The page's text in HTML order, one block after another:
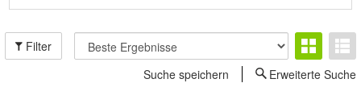
Filter
Suche speichern
Erweiterte Suche